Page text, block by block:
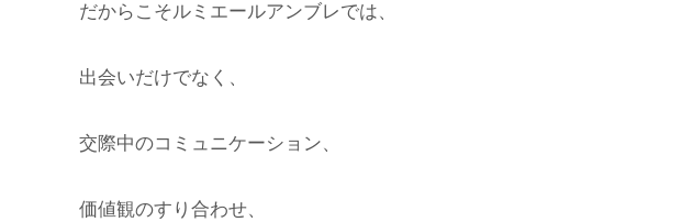
だからこそルミエールアンブレでは、
出会いだけでなく、
交際中のコミュニケーション、
価値観のすり合わせ、